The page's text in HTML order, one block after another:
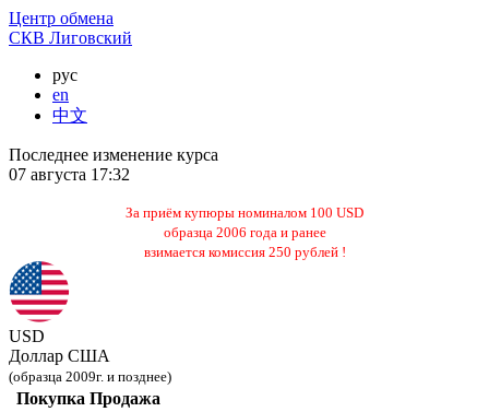
Центр обмена
СКВ Лиговский
рус
en
中文
Последнее изменение курса
07 августа 17:32
За приём купюры номиналом 100 USD
образца 2006 года и ранее
взимается комиссия 250 рублей !
USD
Доллар США
(образца 2009г. и позднее)
Покупка Продажа